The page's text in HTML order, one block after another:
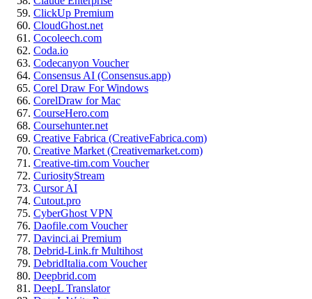
ClickUp Premium
CloudGhost.net
Cocoleech.com
Coda.io
Codecanyon Voucher
Consensus AI (Consensus.app)
Corel Draw For Windows
CorelDraw for Mac
CourseHero.com
Coursehunter.net
Creative Fabrica (CreativeFabrica.com)
Creative Market (Creativemarket.com)
Creative-tim.com Voucher
CuriosityStream
Cursor AI
Cutout.pro
CyberGhost VPN
Daofile.com Voucher
Davinci.ai Premium
Debrid-Link.fr Multihost
DebridItalia.com Voucher
Deepbrid.com
DeepL Translator